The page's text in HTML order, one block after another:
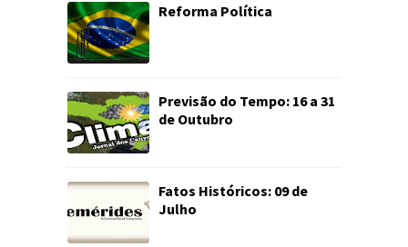
Reforma Política
Previsão do Tempo: 16 a 31
de Outubro
Fatos Históricos: 09 de
Julho